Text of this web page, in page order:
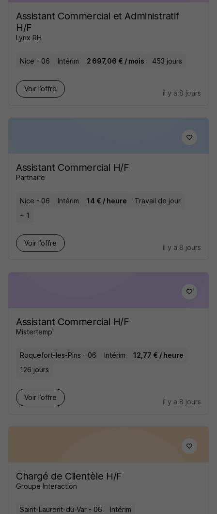
Assistant Commercial et Administratif
H/F
Lynx RH
Nice - 06 Intérim 2 697,06 € / mois 453 jours
Voir l’offre
il y a 8 jours
Assistant Commercial H/F
Partnaire
Nice - 06 Intérim 14 € / heure
Travail de jour
+ 1
Voir l’offre
il y a 8 jours
Assistant Commercial H/F
Mistertemp'
Roquefort-les-Pins - 06 Intérim
12,77 € / heure
126 jours
Voir l’offre
il y a 8 jours
Chargé de Clientèle H/F
Groupe Interaction
Saint-Laurent-du-Var - 06
Intérim